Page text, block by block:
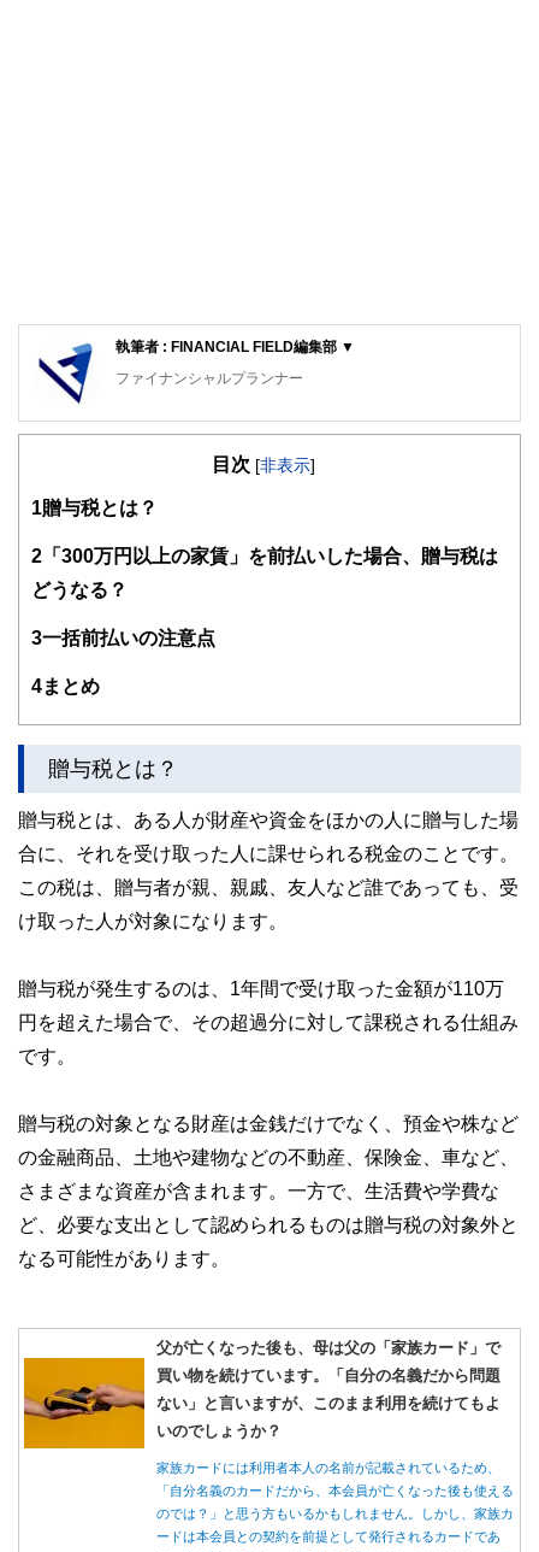
執筆者 : FINANCIAL FIELD編集部 ▼
ファイナンシャルプランナー
FinancialField編集部は、金融、経済に関する記事を、日々
知識がない方でも理解できるようわかりやすく発信していま
得者を中心に「お金や暮らし」に関する書籍・雑誌の編集経
験者で構成され、企画立案から記事掲載まですべての工程に
関わることで、読者目線のコンテンツを追求しています。
FinancialFieldの特徴は、ファイナンシャルプランナー、弁
をわかりやすく発信している点です。
執筆者・監修者による執筆体制を築くことで、内容のわかり
やすさはもちろんのこと、読み応えのあるコンテンツと確か
な情報発信を実現しています。
私たちは、快適でより良い生活のアイデアを提供するお金の
コンシェルジュを目指します。
目次 [非表示]
1 贈与税とは？
2 「300万円以上の家賃」を前払いした場合、贈与税は
どうなる？
3一括前払いの注意点
4まとめ
贈与税とは？
贈与税とは、ある人が財産や資金をほかの人に贈与した場
合に、それを受け取った人に課せられる税金のことです。
この税は、贈与者が親、親戚、友人など誰であっても、受
け取った人が対象になります。
贈与税が発生するのは、1年間で受け取った金額が110万
円を超えた場合で、その超過分に対して課税される仕組み
です。
贈与税の対象となる財産は金銭だけでなく、預金や株など
の金融商品、土地や建物などの不動産、保険金、車など、
さまざまな資産が含まれます。一方で、生活費や学費な
ど、必要な支出として認められるものは贈与税の対象外と
なる可能性があります。
父が亡くなった後も、母は父の「家族カード」で
買い物を続けています。「自分の名義だから問題
ない」と言いますが、このまま利用を続けてもよ
いのでしょうか？
家族カードには利用者本人の名前が記載されているため、
「自分名義のカードだから、本会員が亡くなった後も使える
のでは？」と思う方もいるかもしれません。しかし、家族カ
ードは本会員との契約を前提として発行されるカードであ